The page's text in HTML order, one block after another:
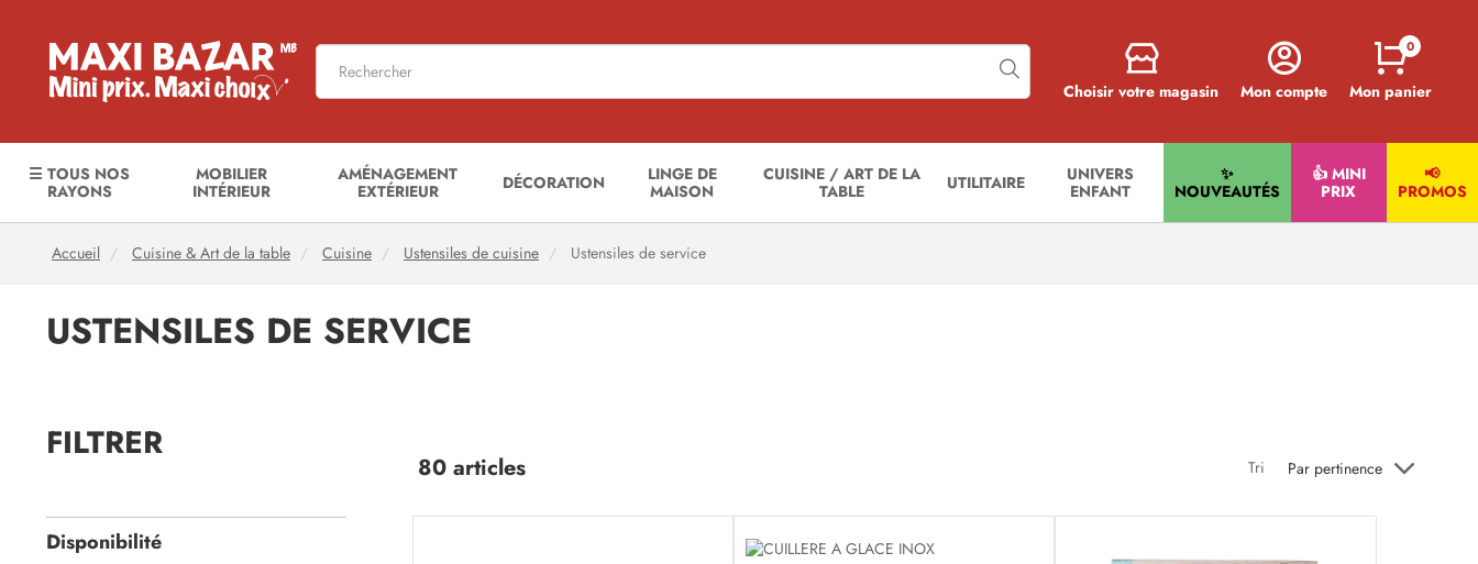
Choisir votre magasin Mon compte Mon panier
0
☰ TOUS NOS
RAYONS
MOBILIER
INTÉRIEUR
AMÉNAGEMENT
EXTÉRIEUR
DÉCORATION
LINGE DE
MAISON
CUISINE / ART DE LA
TABLE
UTILITAIRE
UNIVERS
ENFANT
✨
NOUVEAUTÉS
👍 MINI
PRIX
📢
PROMOS
Accueil Cuisine & Art de la table Cuisine Ustensiles de cuisine Ustensiles de service
USTENSILES DE SERVICE
FILTRER
Disponibilité
Tri Par pertinence
80 articles